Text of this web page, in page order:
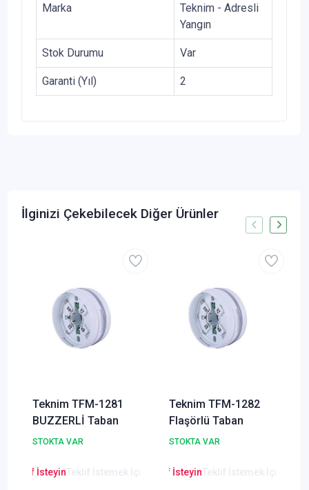
Marka
Teknim - Adresli
Yangın
Stok Durumu Var
Garanti (Yıl) 2
İlginizi Çekebilecek Diğer Ürünler
Teknim TFM-1281
BUZZERLİ Taban
STOKTA VAR
Teklif İsteyin Teklif İstemek İçin Tıklayınız
Teknim TFM-1282
Flaşörlü Taban
STOKTA VAR
Lütfen Teklif İsteyin